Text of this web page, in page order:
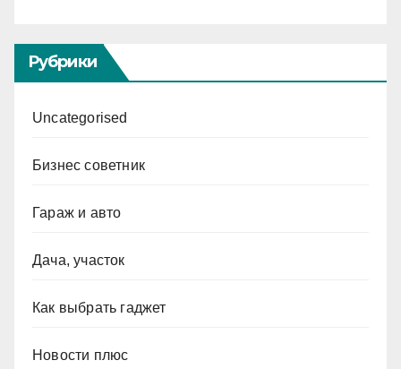
Рубрики
Uncategorised
Бизнес советник
Гараж и авто
Дача, участок
Как выбрать гаджет
Новости плюс